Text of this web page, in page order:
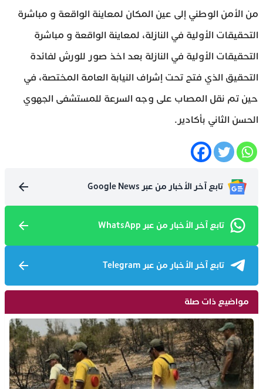
من الأمن الوطني إلى عين المكان لمعاينة الواقعة و مباشرة
التحقيقات الأولية في النازلة، لمعاينة الواقعة و مباشرة
التحقيقات الأولية في النازلة بعد اخذ صور للورش لفائدة
التحقيق الذي فتح تحت إشراف النيابة العامة المختصة، في
حين تم نقل المصاب على وجه السرعة للمستشفى الجهوي
الحسن الثاني بأكادير.
تابع آخر الأخبار من عبر Google News
تابع آخر الأخبار من عبر WhatsApp
تابع آخر الأخبار من عبر Telegram
مواضيع ذات صلة